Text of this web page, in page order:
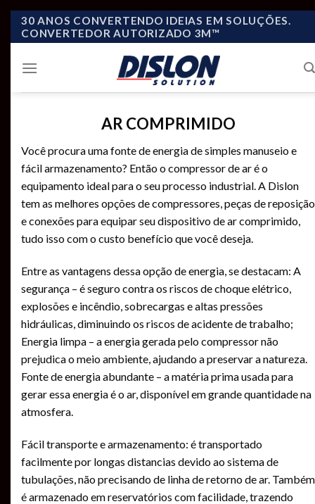
Skip
30 ANOS CONVERTENDO IDEIAS EM SOLUÇÕES.
CONVERTEDOR AUTORIZADO 3M™
AR COMPRIMIDO
Você procura uma fonte de energia de simples manuseio e
fácil armazenamento? Então o compressor de ar é o
equipamento ideal para o seu processo industrial. A Dislon
tem as melhores opções de compressores, peças de reposição
e conexões para equipar seu dispositivo de ar comprimido,
tudo isso com o custo benefício que você deseja.
Entre as vantagens dessa opção de energia, se destacam: A
segurança – é seguro contra os riscos de choque elétrico,
explosões e incêndio, sobrecargas e altas pressões
hidráulicas, diminuindo os riscos de acidente de trabalho;
Energia limpa – a energia gerada pelo compressor não
prejudica o meio ambiente, ajudando a preservar a natureza.
Fonte de energia abundante – a matéria prima usada para
gerar essa energia é o ar, disponível em grande quantidade na
atmosfera.
Fácil transporte e armazenamento: é transportado
facilmente por longas distancias devido ao sistema de
tubulações, não precisando de linha de retorno de ar. Também
é armazenado em reservatórios com facilidade, trazendo